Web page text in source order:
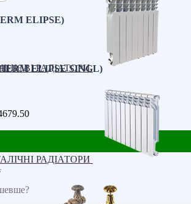
РАДІАТОРИ
РАДІАТОРИ
ELIPSE)
ELIPSE SINGL)